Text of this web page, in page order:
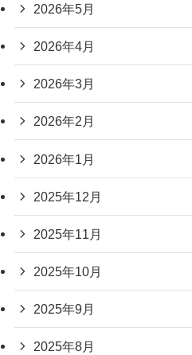
2026年5月
2026年4月
2026年3月
2026年2月
2026年1月
2025年12月
2025年11月
2025年10月
2025年9月
2025年8月